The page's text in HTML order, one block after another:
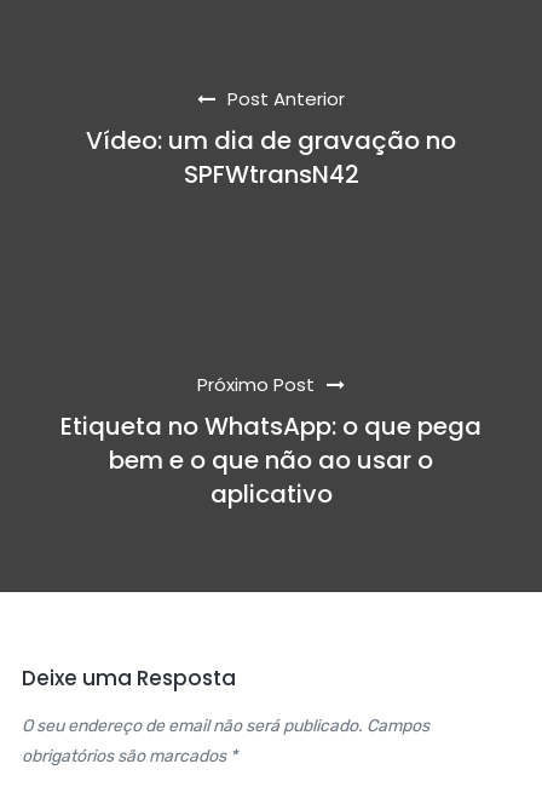
Post Anterior
Vídeo: um dia de gravação no
SPFWtransN42
Próximo Post
Etiqueta no WhatsApp: o que pega
bem e o que não ao usar o
aplicativo
Deixe uma Resposta
O seu endereço de email não será publicado. Campos
obrigatórios são marcados *